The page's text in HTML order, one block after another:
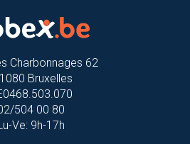
Charbonnages 62
Bruxelles
504 00 80
Ve: 9h-17h